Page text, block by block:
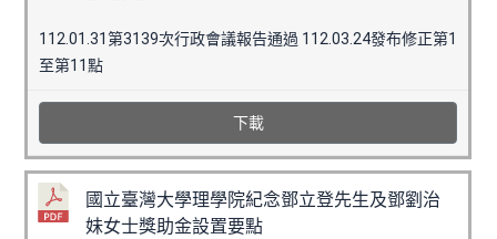
112.01.31第3139次行政會議報告通過 112.03.24發布修正第1
至第11點
下載
國立臺灣大學理學院紀念鄧立登先生及鄧劉治
妹女士獎助金設置要點